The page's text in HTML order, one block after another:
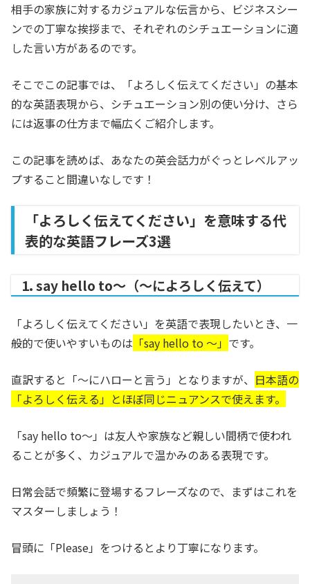
相手の家族に対するカジュアルな伝言から、ビジネスシー
ンでの丁寧な挨拶まで、それぞれのシチュエーションに適
した言い方があるのです。
そこでこの記事では、「よろしく伝えてください」の基本
的な英語表現から、シチュエーション別の使い分け、さら
には返事の仕方まで幅広くご紹介します。
この記事を読めば、あなたの英会話力がぐっとレベルアッ
プすること間違いなしです！
「よろしく伝えてください」を意味する代
表的な英語フレーズ3選
1. say hello to〜（～によろしく伝えて）
「よろしく伝えてください」を英語で表現したいとき、一
般的で使いやすいものは 「say hello to ～」 です。
直訳すると「〜にハローと言う」となりますが、 日本語の
「よろしく伝える」とほぼ同じニュアンスで使えます。
「say hello to〜」は友人や家族など親しい間柄で使われ
ることが多く、カジュアルで温かみのある表現です。
日常会話で頻繁に登場するフレーズなので、まずはこれを
マスターしましょう！
冒頭に「Please」をつけるとより丁寧になります。